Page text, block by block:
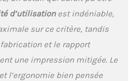
d’utilisationest indéniable,
sur ce critère, tandis
et le rapport
une impression mitigée. Le
l’ergonomie bien pensée